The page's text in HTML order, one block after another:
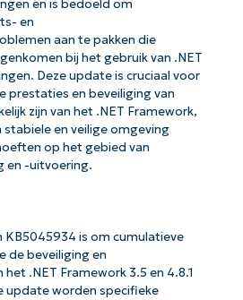
en is bedoeld om
en
aan te pakken die
bij het gebruik van .NET
Deze update is cruciaal voor
prestaties en beveiliging van
zijn van het .NET Framework,
en veilige omgeving
op het gebied van
en -uitvoering.
KB5045934 is om cumulatieve
de beveiliging en
.NET Framework 3.5 en 4.8.1
update worden specifieke